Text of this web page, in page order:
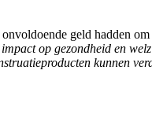
geld hadden
op gezondheid en
kunnen